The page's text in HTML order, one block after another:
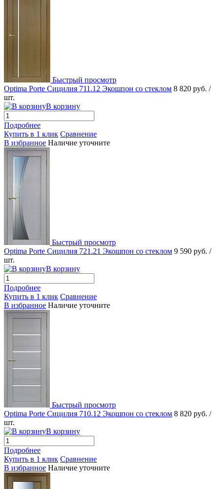
Быстрый просмотр
Optima Porte Сицилия 711.12 Экошпон со стеклом 8 820 руб. /
шт.
В корзину
Подробнее
Купить в 1 клик Сравнение
В избранное Наличие уточните
Быстрый просмотр
Optima Porte Сицилия 721.21 Экошпон со стеклом 9 590 руб. /
шт.
В корзину
Подробнее
Купить в 1 клик Сравнение
В избранное Наличие уточните
Быстрый просмотр
Optima Porte Сицилия 710.12 Экошпон со стеклом 8 820 руб. /
шт.
В корзину
Подробнее
Купить в 1 клик Сравнение
В избранное Наличие уточните